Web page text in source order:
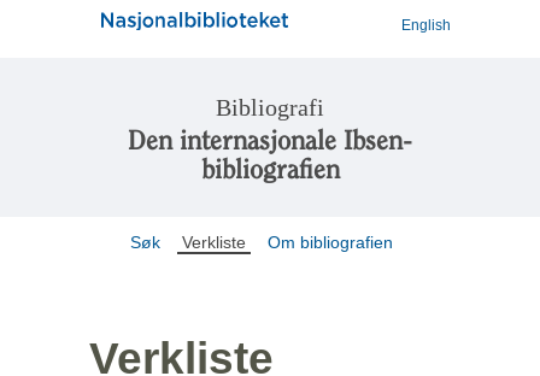
English
Bibliografi
Den internasjonale Ibsen-
bibliografien
Søk Verkliste Om bibliografien
Verkliste